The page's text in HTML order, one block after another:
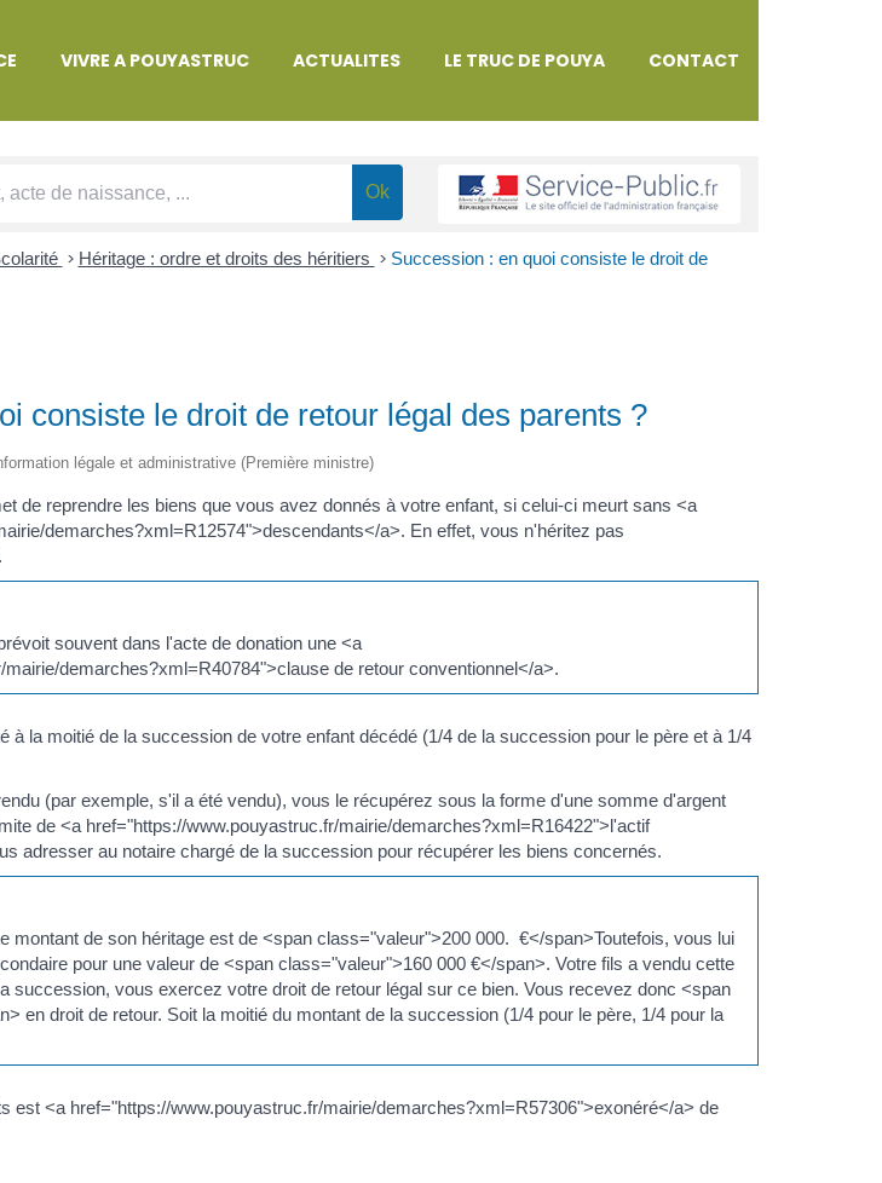
VIVRE A POUYASTRUC ACTUALITES LE TRUC DE POUYA CONTACT
> Héritage : ordre et droits des héritiers > Succession : en quoi consiste le droit de
consiste le droit de retour légal des parents ?
légale et administrative (Première ministre)
de reprendre les biens que vous avez donnés à votre enfant, si celui-ci meurt sans <a
demarches?xml=R12574">descendants</a>. En effet, vous n'héritez pas
souvent dans l'acte de donation une <a
demarches?xml=R40784">clause de retour conventionnel</a>.
à la moitié de la succession de votre enfant décédé (1/4 de la succession pour le père et à 1/4
(par exemple, s'il a été vendu), vous le récupérez sous la forme d'une somme d'argent
de <a href="https://www.pouyastruc.fr/mairie/demarches?xml=R16422">l'actif
adresser au notaire chargé de la succession pour récupérer les biens concernés.
montant de son héritage est de <span class="valeur">200 000. €</span>Toutefois, vous lui
pour une valeur de <span class="valeur">160 000 €</span>. Votre fils a vendu cette
succession, vous exercez votre droit de retour légal sur ce bien. Vous recevez donc <span
en droit de retour. Soit la moitié du montant de la succession (1/4 pour le père, 1/4 pour la
est <a href="https://www.pouyastruc.fr/mairie/demarches?xml=R57306">exonéré</a> de